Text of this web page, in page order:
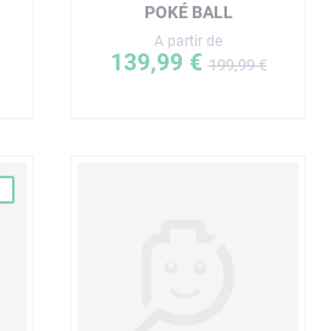
POKÉ BALL
A partir de
139,99 €199,99 €